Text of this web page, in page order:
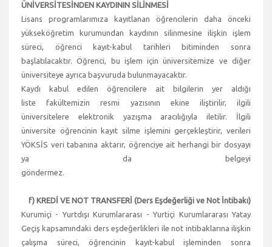
ÜNİVERSİTESİNDEN KAYDININ SİLİNMESİ
Lisans programlarımıza kayıtlanan öğrencilerin daha önceki
yükseköğretim kurumundan kaydının silinmesine ilişkin işlem
süreci, öğrenci kayıt-kabul tarihleri bitiminden sonra
başlatılacaktır. Öğrenci, bu işlem için üniversitemize ve diğer
üniversiteye ayrıca başvuruda bulunmayacaktır.
Kaydı kabul edilen öğrencilere ait bilgilerin yer aldığı
liste fakültemizin resmi yazısının ekine iliştirilir, ilgili
üniversitelere elektronik yazışma aracılığıyla iletilir. İlgili
üniversite öğrencinin kayıt silme işlemini gerçekleştirir, verileri
YÖKSİS veri tabanına aktarır, öğrenciye ait herhangi bir dosyayı
ya da belgeyi
göndermez.
f) KREDİ VE NOT TRANSFERİ (Ders Eşdeğerliği ve Not İntibakı)
Kurumiçi - Yurtdışı Kurumlararası - Yurtiçi Kurumlararası Yatay
Geçiş kapsamındaki ders eşdeğerlikleri ile not intibaklarına ilişkin
çalışma süreci, öğrencinin kayıt-kabul işleminden sonra